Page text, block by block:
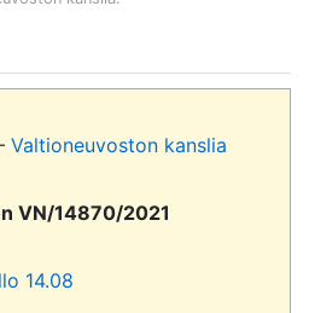
Valtioneuvoston kanslia
VN/14870/2021
14.08